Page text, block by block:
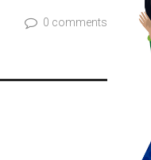
0 comments